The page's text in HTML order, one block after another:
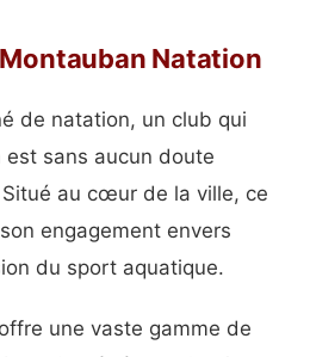
Natation
de natation, un club qui
sans aucun doute
Situé au cœur de la ville, ce
engagement envers
du sport aquatique.
une vaste gamme de